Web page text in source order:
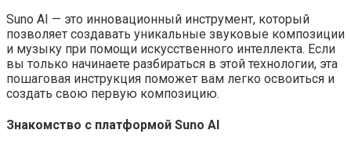
Suno AI — это инновационный инструмент, который
позволяет создавать уникальные звуковые композиции
и музыку при помощи искусственного интеллекта. Если
вы только начинаете разбираться в этой технологии, эта
пошаговая инструкция поможет вам легко освоиться и
создать свою первую композицию.
Знакомство с платформой Suno AI